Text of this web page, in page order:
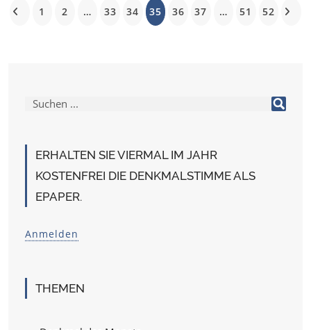
ERHALTEN SIE VIERMAL IM JAHR
KOSTENFREI DIE DENKMALSTIMME ALS
EPAPER.
Anmelden
THEMEN
1 2 … 33 34 35 36 37 … 51 52